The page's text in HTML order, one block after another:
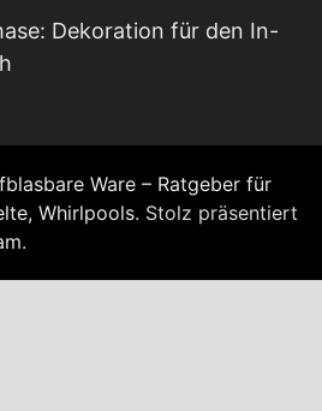
Dekoration für den In-
Ware – Ratgeber für
Whirlpools. Stolz präsentiert
.